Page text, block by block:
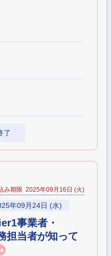
了
み期限 2025年09月16日 (火)
年09月24日 (水)
事業者・
担当者が知って